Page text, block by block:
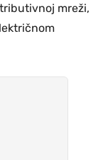
mreži,